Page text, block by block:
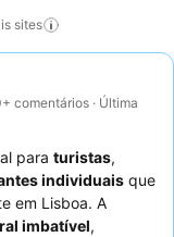
sites
comentários · Última
para turistas,
individuais que
em Lisboa. A
imbatível,